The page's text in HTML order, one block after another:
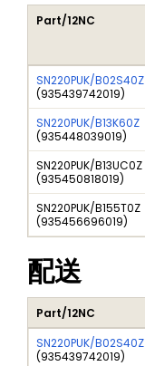
Part/12NC
SN220PUK/B02S40Z
(935439742019)
SN220PUK/B13K60Z
(935448039019)
SN220PUK/B13UC0Z
(935450818019)
SN220PUK/B155T0Z
(935456696019)
配送
Part/12NC
SN220PUK/B02S40Z
(935439742019)